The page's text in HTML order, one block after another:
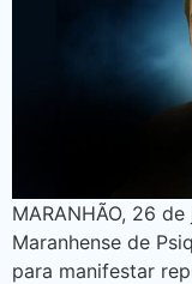
MARANHÃO, 26
Maranhense de
para manifestar